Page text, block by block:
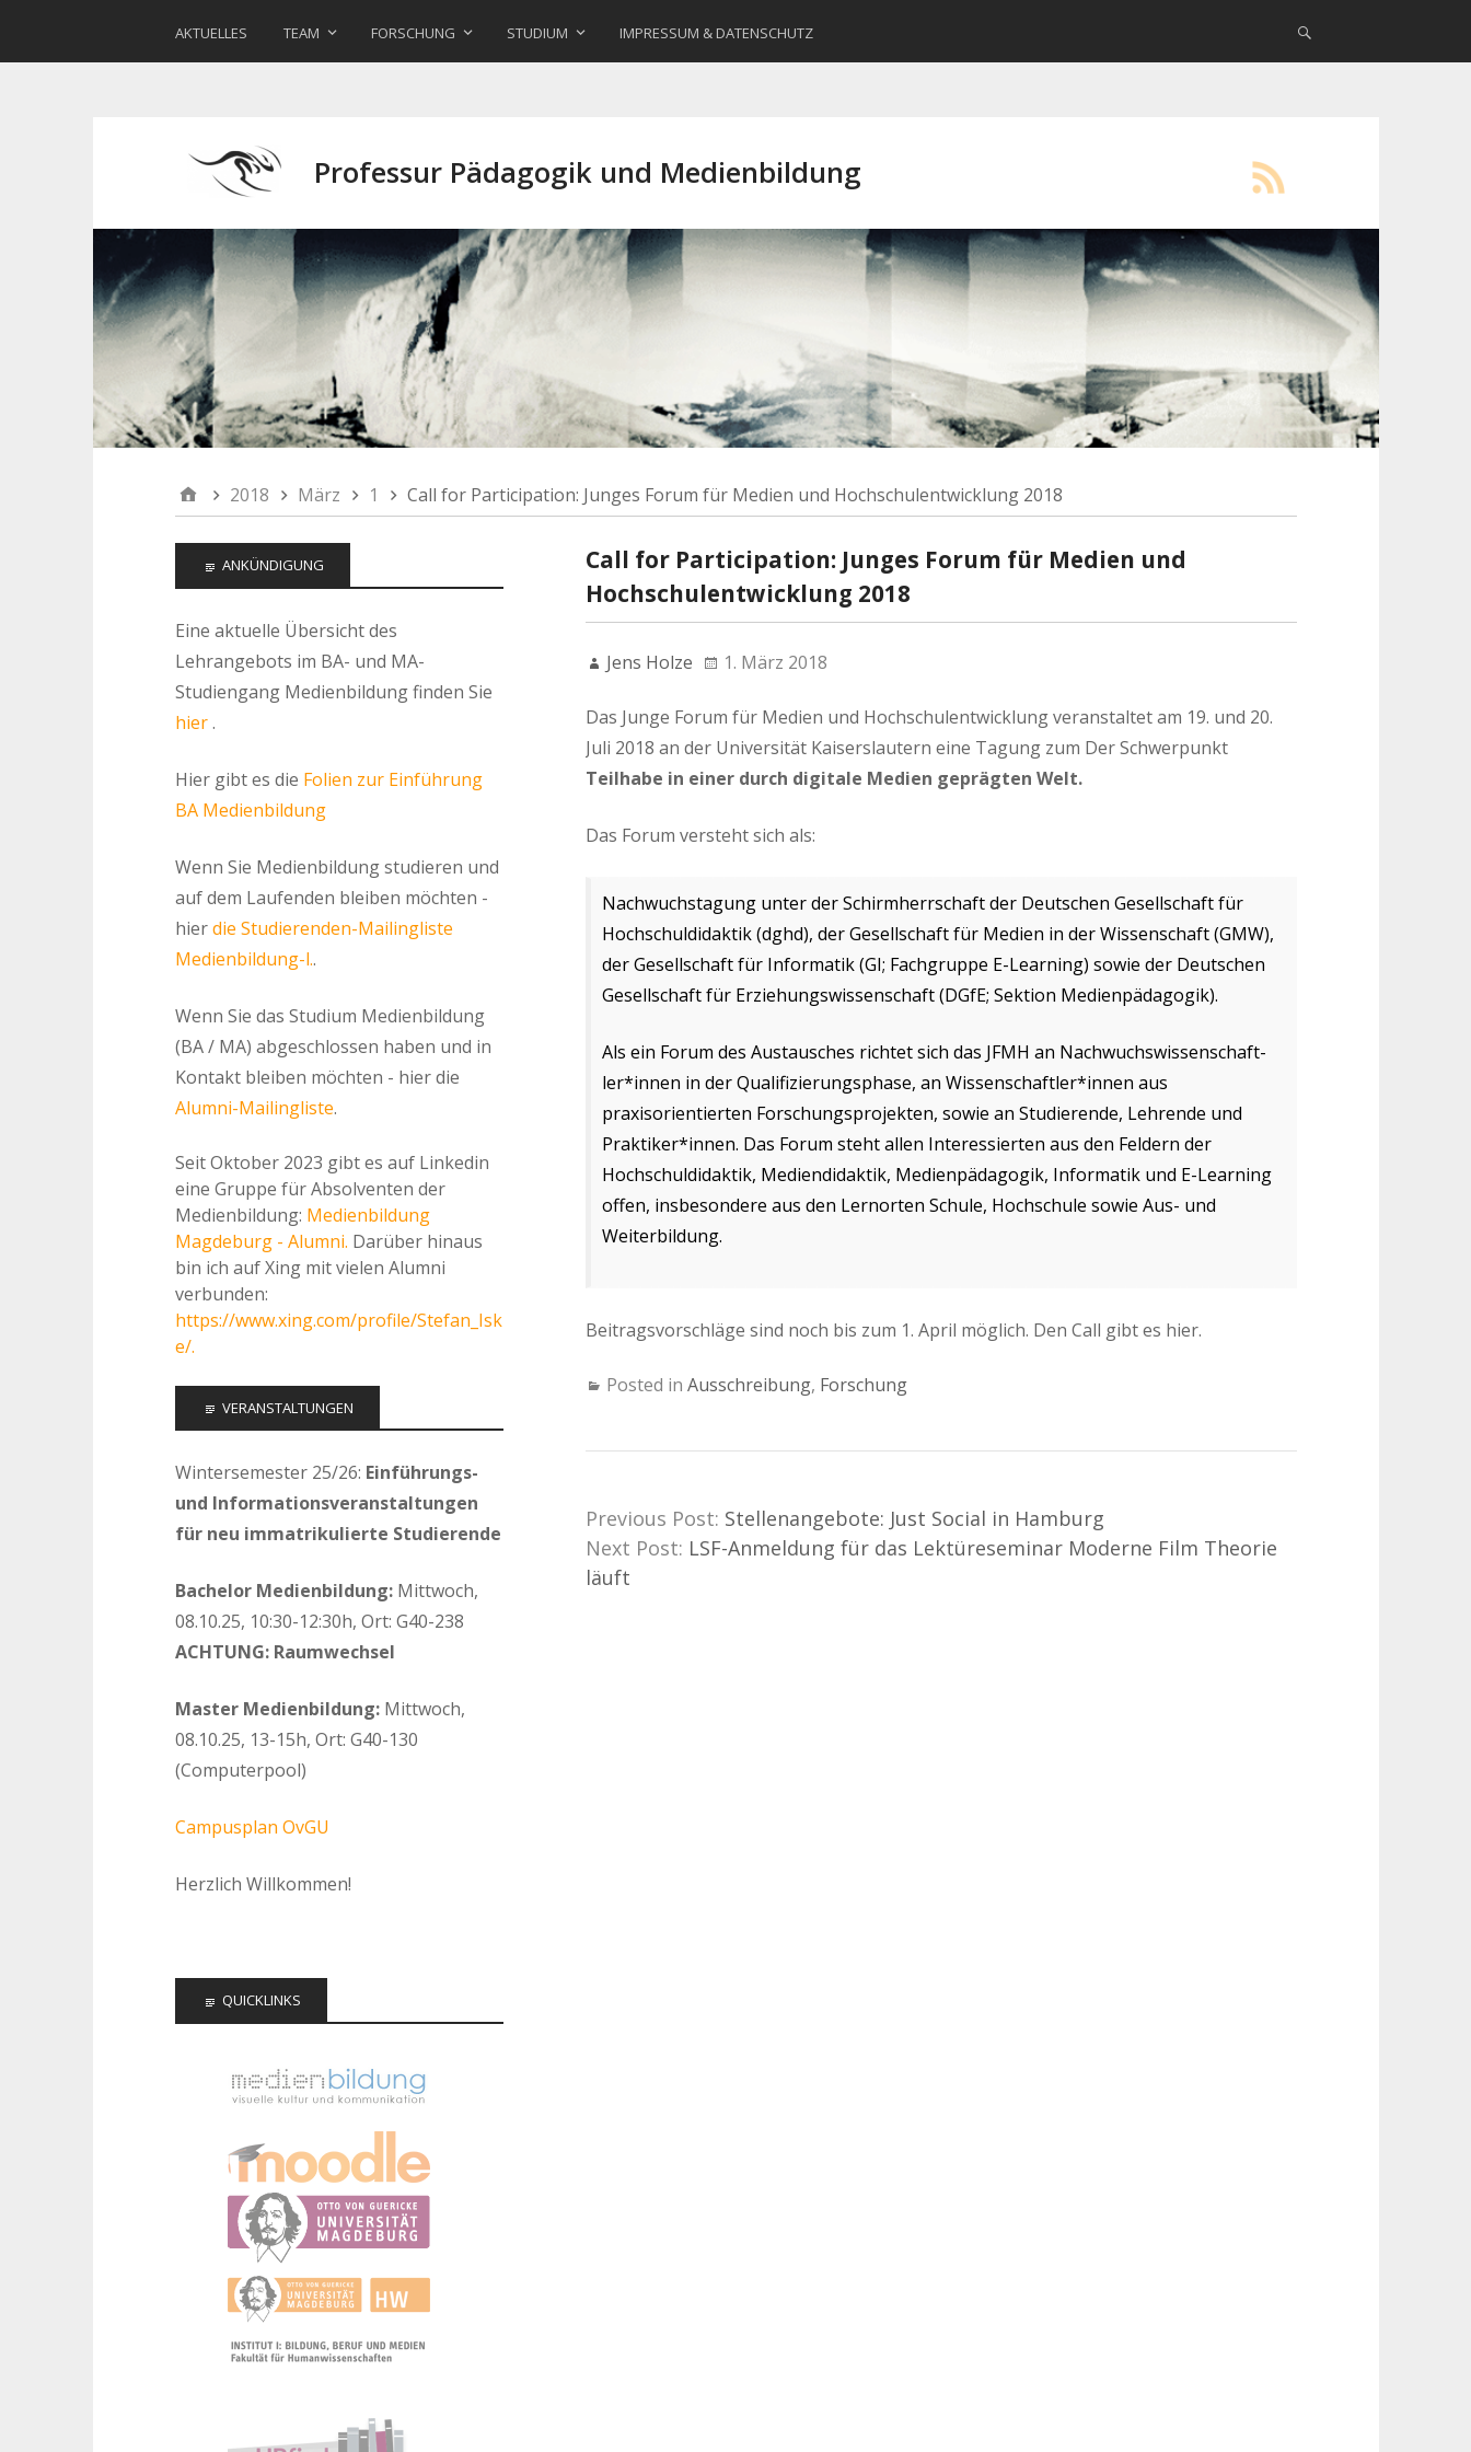
AKTUELLES TEAM FORSCHUNG STUDIUM IMPRESSUM & DATENSCHUTZ
Professur Pädagogik und Medienbildung
2018 März 1 Call for Participation: Junges Forum für Medien und Hochschulentwicklung 2018
Call for Participation: Junges Forum für Medien und
Hochschulentwicklung 2018
Jens Holze 1. März 2018
Das Junge Forum für Medien und Hochschulentwicklung veranstaltet am 19. und 20.
Juli 2018 an der Universität Kaiserslautern eine Tagung zum Der Schwerpunkt
Teilhabe in einer durch digitale Medien geprägten Welt.
Das Forum versteht sich als:
Nachwuchstagung unter der Schirmherrschaft der Deutschen Gesellschaft für
Hochschuldidaktik (dghd), der Gesellschaft für Medien in der Wissenschaft (GMW),
der Gesellschaft für Informatik (GI; Fachgruppe E-Learning) sowie der Deutschen
Gesellschaft für Erziehungswissenschaft (DGfE; Sektion Medienpädagogik).
Als ein Forum des Austausches richtet sich das JFMH an Nachwuchswissenschaft-
ler*innen in der Qualifizierungsphase, an Wissenschaftler*innen aus
praxisorientierten Forschungsprojekten, sowie an Studierende, Lehrende und
Praktiker*innen. Das Forum steht allen Interessierten aus den Feldern der
Hochschuldidaktik, Mediendidaktik, Medienpädagogik, Informatik und E-Learning
offen, insbesondere aus den Lernorten Schule, Hochschule sowie Aus- und
Weiterbildung.
Beitragsvorschläge sind noch bis zum 1. April möglich. Den Call gibt es hier.
Posted in Ausschreibung, Forschung
Previous Post: Stellenangebote: Just Social in Hamburg
Next Post: LSF-Anmeldung für das Lektüreseminar Moderne Film Theorie
läuft
ANKÜNDIGUNG
Eine aktuelle Übersicht des
Lehrangebots im BA- und MA-
Studiengang Medienbildung finden Sie
hier.
Hier gibt es die Folien zur Einführung
BA Medienbildung
Wenn Sie Medienbildung studieren und
auf dem Laufenden bleiben möchten -
hierdie Studierenden-Mailingliste
Medienbildung-l..
Wenn Sie das Studium Medienbildung
(BA / MA) abgeschlossen haben und in
Kontakt bleiben möchten - hier die
Alumni-Mailingliste.
Seit Oktober 2023 gibt es auf Linkedin
eine Gruppe für Absolventen der
Medienbildung: Medienbildung
Magdeburg - Alumni. Darüber hinaus
bin ich auf Xing mit vielen Alumni
verbunden:
https://www.xing.com/profile/Stefan_Isk
e/.
VERANSTALTUNGEN
Wintersemester 25/26: Einführungs-
und Informationsveranstaltungen
für neu immatrikulierte Studierende
Bachelor Medienbildung: Mittwoch,
08.10.25, 10:30-12:30h, Ort: G40-238
ACHTUNG: Raumwechsel
Master Medienbildung: Mittwoch,
08.10.25, 13-15h, Ort: G40-130
(Computerpool)
Campusplan OvGU
Herzlich Willkommen!
QUICKLINKS